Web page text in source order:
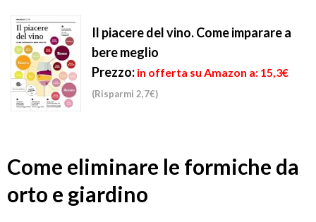
Il piacere del vino. Come imparare a
bere meglio
Prezzo: in offerta su Amazon a: 15,3€
(Risparmi 2,7€)
Come eliminare le formiche da
orto e giardino